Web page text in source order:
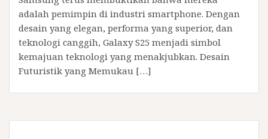
adalah pemimpin di industri smartphone. Dengan
desain yang elegan, performa yang superior, dan
teknologi canggih, Galaxy S25 menjadi simbol
kemajuan teknologi yang menakjubkan. Desain
Futuristik yang Memukau […]